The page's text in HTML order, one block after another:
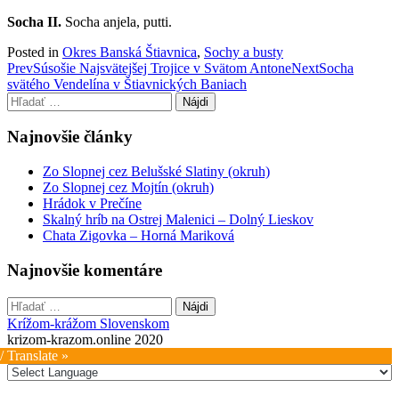
Socha II. Socha anjela, putti.
Posted in Okres Banská Štiavnica, Sochy a busty
Post
navigation
PrevSúsošie Najsvätejšej Trojice v Svätom AntoneNextSocha
svätého Vendelína v Štiavnických Baniach
Hľadať:
Najnovšie články
Zo Slopnej cez Belušské Slatiny (okruh)
Zo Slopnej cez Mojtín (okruh)
Hrádok v Prečíne
Skalný hríb na Ostrej Malenici – Dolný Lieskov
Chata Zigovka – Horná Mariková
Najnovšie komentáre
Hľadať:
Krížom-krážom Slovenskom
krizom-krazom.online 2020
Translate »